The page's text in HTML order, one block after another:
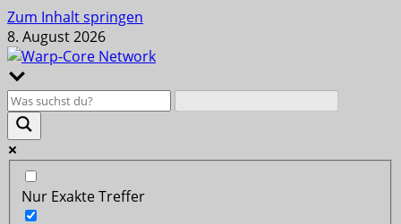
Zum Inhalt springen
8. August 2026
Nur Exakte Treffer